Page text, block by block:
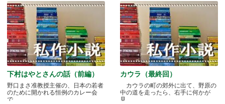
下村はやとさんの話（前編）
野口まさ准教授主催の、日本の若者
のために開かれる恒例のカレー会
で.....
カウラ（最終回）
カウラの町の郊外に出て、野原の
中の道を走ったら、右手に何かが
見.....